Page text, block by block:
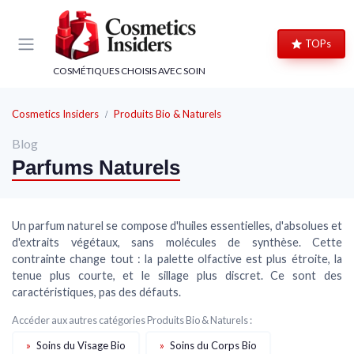
COSMÉTIQUES CHOISIS AVEC SOIN
TOPs
Cosmetics Insiders Produits Bio & Naturels
Blog
Parfums Naturels
Un parfum naturel se compose d'huiles essentielles, d'absolues et
d'extraits végétaux, sans molécules de synthèse. Cette
contrainte change tout : la palette olfactive est plus étroite, la
tenue plus courte, et le sillage plus discret. Ce sont des
caractéristiques, pas des défauts.
Accéder aux autres catégories Produits Bio & Naturels :
» Soins du Visage Bio » Soins du Corps Bio
×
CLUB COSMETICS INSIDERS
Bons plans beauté, code cadeau de bienvenue et
directement dans votre boîte mail.
Avis d'experts Exclusivités
→ Je m'inscris
×
LE CLUB BEAUTÉ
Recevez nos comparatifs, tests produits et bons
Comparatifs
→ Je rejoins le club
Panneau de gestion des cookies